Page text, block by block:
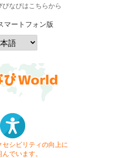
びなびはこちらから
マートフォン版
セシビリティの向上に
でいます。